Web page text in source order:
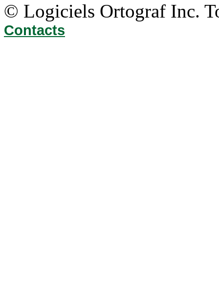
© Logiciels Ortograf Inc.
Contacts